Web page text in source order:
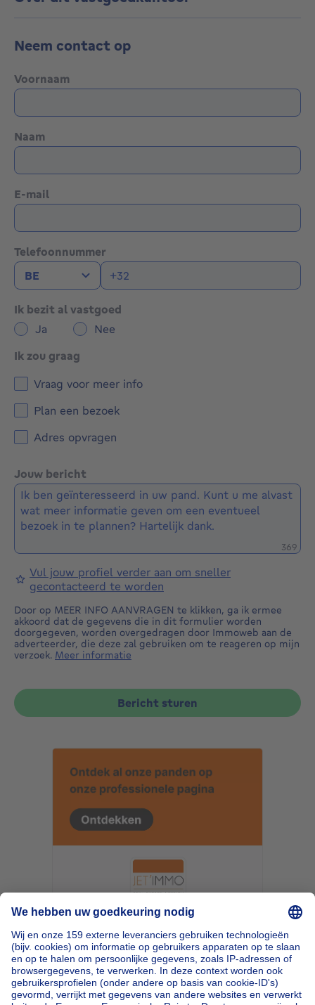
Neem contact op
Voornaam
Naam
E-mail
Telefoonnummer
Ik bezit al vastgoed
Ja
Nee
Ik zou graag
Vraag voor meer info
Plan een bezoek
Adres opvragen
Jouw bericht
369
Vul jouw profiel verder aan om sneller
gecontacteerd te worden
Door op MEER INFO AANVRAGEN te klikken, ga ik ermee
akkoord dat de gegevens die in dit formulier worden
doorgegeven, worden overgedragen door Immoweb aan de
adverteerder, die deze zal gebruiken om te reageren op mijn
verzoek. Meer informatie
Bericht sturen